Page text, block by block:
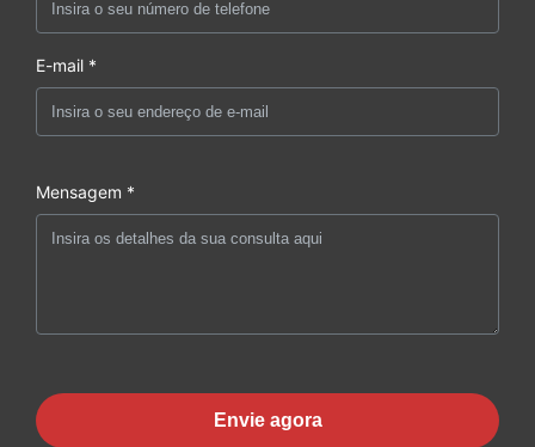
E-mail *
Mensagem *
Envie agora